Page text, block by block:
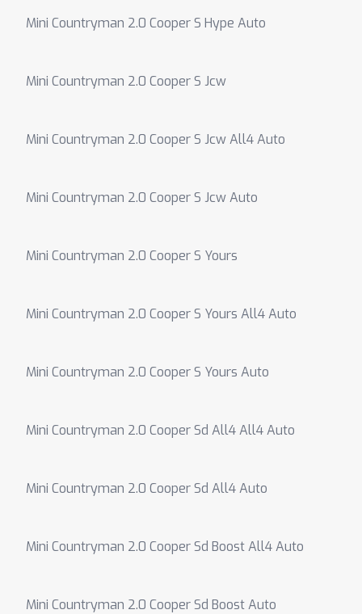
Mini Countryman 2.0 Cooper S Hype Auto
Mini Countryman 2.0 Cooper S Jcw
Mini Countryman 2.0 Cooper S Jcw All4 Auto
Mini Countryman 2.0 Cooper S Jcw Auto
Mini Countryman 2.0 Cooper S Yours
Mini Countryman 2.0 Cooper S Yours All4 Auto
Mini Countryman 2.0 Cooper S Yours Auto
Mini Countryman 2.0 Cooper Sd All4 All4 Auto
Mini Countryman 2.0 Cooper Sd All4 Auto
Mini Countryman 2.0 Cooper Sd Boost All4 Auto
Mini Countryman 2.0 Cooper Sd Boost Auto